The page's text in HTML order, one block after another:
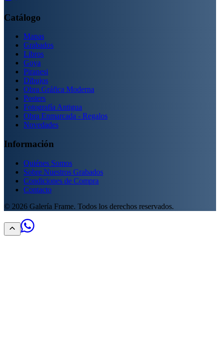
Catálogo
Mapas
Grabados
Libros
Goya
Piranesi
Dibujos
Obra Gráfica Moderna
Posters
Fotografía Antigua
Obra Enmarcada - Regalos
Novedades
Información
Quiénes Somos
Sobre Nuestros Grabados
Condiciones de Compra
Contacto
© 2026 Galería Frame. Todos los derechos reservados.